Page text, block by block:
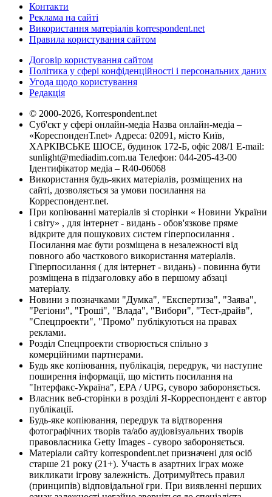
Контакти
Реклама на сайті
Використання матеріалів korrespondent.net
Правила користування сайтом
Договір користування сайтом
Політика у сфері конфіденційності і персональних даних
Угода щодо користування
Редакція
© 2000-2026, Korrespondent.net
Суб'єкт у сфері онлайн-медіа Назва онлайн-медіа –
«КореспонденТ.net» Адреса: 02091, місто Київ,
ХАРКІВСЬКЕ ШОСЕ, будинок 172-Б, офіс 208/1 E-mail:
sunlight@mediadim.com.ua Телефон: 044-205-43-00
Ідентифікатор медіа – R40-06068
Використання будь-яких матеріалів, розміщених на
сайті, дозволяється за умови посилання на
Корреспондент.net.
При копіюванні матеріалів зі сторінки « Новини України
і світу» , для інтернет - видань - обов'язкове пряме
відкрите для пошукових систем гіперпосилання .
Посилання має бути розміщена в незалежності від
повного або часткового використання матеріалів.
Гіперпосилання ( для інтернет - видань) - повинна бути
розміщена в підзаголовку або в першому абзаці
матеріалу.
Новини з позначками "Думка", "Експертиза", "Заява",
"Регіони", "Гроші", "Влада", "Вибори", "Тест-драйв",
"Спецпроекти", "Промо" публікуються на правах
реклами.
Розділ Спецпроекти створюється спільно з
комерційними партнерами.
Будь яке копіювання, публікація, передрук, чи наступне
поширення інформації, що містить посилання на
"Інтерфакс-Україна", EPA / UPG, суворо забороняється.
Власник веб-сторінки в розділі Я-Корреспондент є автор
публікації.
Будь-яке копіювання, передрук та відтворення
фотографічних творів та/або аудіовізуальних творів
правовласника Getty Images - суворо забороняється.
Матеріали сайту korrespondent.net призначені для осіб
старше 21 року (21+). Участь в азартних іграх може
викликати ігрову залежність. Дотримуйтесь правил
(принципів) відповідальної гри. При виявленні перших